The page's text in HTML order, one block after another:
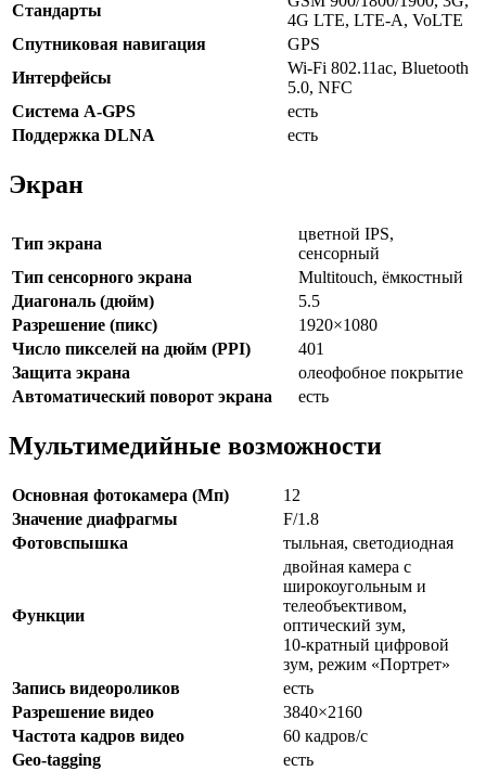
Стандарты
4G LTE, LTE-A, VoLTE
Спутниковая навигация
GPS
Интерфейсы
Wi-Fi 802.11ac, Bluetooth
5.0, NFC
Cистема A-GPS
есть
Поддержка DLNA
есть
Экран
Тип экрана
цветной IPS,
сенсорный
Тип сенсорного экрана
Multitouch, ёмкостный
Диагональ (дюйм)
5.5
Разрешение (пикс)
1920×1080
Число пикселей на дюйм (PPI)
401
Защита экрана
олеофобное покрытие
Автоматический поворот экрана
есть
Мультимедийные возможности
Основная фотокамера (Мп)
12
Значение диафрагмы
F/1.8
Фотовспышка
тыльная, светодиодная
Функции
двойная камера с
широкоугольным и
телеобъективом,
оптический зум,
10‑кратный цифровой
зум, режим «Портрет»
Запись видеороликов
есть
Разрешение видео
3840×2160
Частота кадров видео
60 кадров/с
Geo-tagging
есть